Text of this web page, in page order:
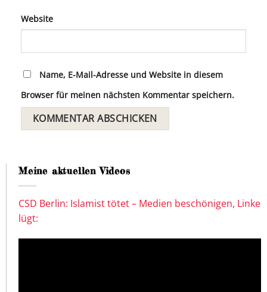
Website
Name, E-Mail-Adresse und Website in diesem
Browser für meinen nächsten Kommentar speichern.
Meine aktuellen Videos
CSD Berlin: Islamist tötet – Medien beschönigen, Linke
lügt: